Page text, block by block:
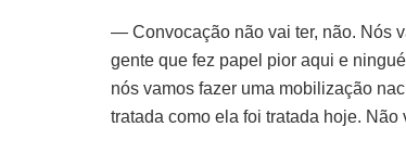
— Convocação não vai ter, não. Nós
gente que fez papel pior aqui e
nós vamos fazer uma mobilização
tratada como ela foi tratada hoje.